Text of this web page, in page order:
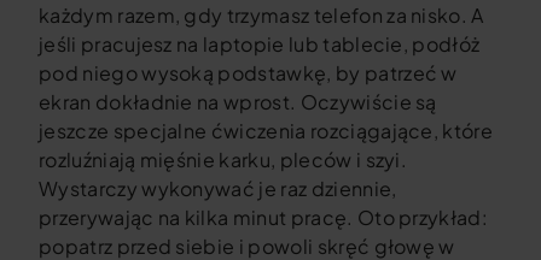
każdym razem, gdy trzymasz telefon za nisko. A
jeśli pracujesz na laptopie lub tablecie, podłóż
pod niego wysoką podstawkę, by patrzeć w
ekran dokładnie na wprost. Oczywiście są
jeszcze specjalne ćwiczenia rozciągające, które
rozluźniają mięśnie karku, pleców i szyi.
Wystarczy wykonywać je raz dziennie,
przerywając na kilka minut pracę. Oto przykład:
popatrz przed siebie i powoli skręć głowę w